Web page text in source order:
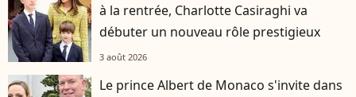
à la rentrée, Charlotte Casiraghi va
débuter un nouveau rôle prestigieux
3 août 2026
Le prince Albert de Monaco s'invite dans